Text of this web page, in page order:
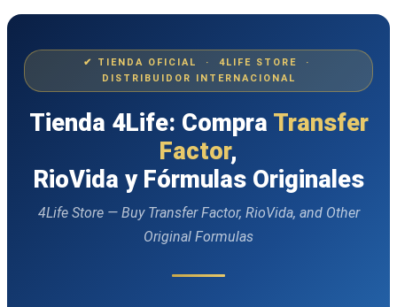
✔ TIENDA OFICIAL · 4LIFE STORE ·
DISTRIBUIDOR INTERNACIONAL
Tienda 4Life: Compra Transfer
Factor,
RioVida y Fórmulas Originales
4Life Store — Buy Transfer Factor, RioVida, and Other
Original Formulas